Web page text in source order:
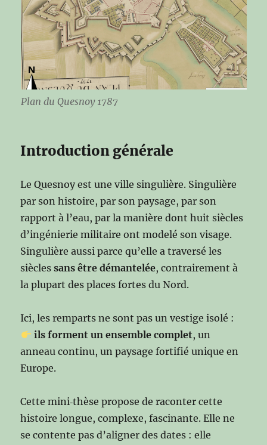
Plan du Quesnoy 1787
Introduction générale
Le Quesnoy est une ville singulière. Singulière
par son histoire, par son paysage, par son
rapport à l’eau, par la manière dont huit siècles
d’ingénierie militaire ont modelé son visage.
Singulière aussi parce qu’elle a traversé les
sièclessans être démantelée, contrairement à
la plupart des places fortes du Nord.
Ici, les remparts ne sont pas un vestige isolé :
ils forment un ensemble complet, un
anneau continu, un paysage fortifié unique en
Europe.
Cette mini‑thèse propose de raconter cette
histoire longue, complexe, fascinante. Elle ne
se contente pas d’aligner des dates : elle